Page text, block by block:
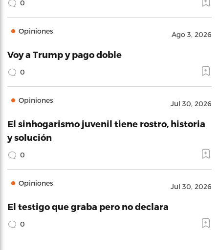
0
Opiniones Ago 3, 2026
Voy a Trump y pago doble
0
Opiniones Jul 30, 2026
El sinhogarismo juvenil tiene rostro, historia
y solución
0
Opiniones Jul 30, 2026
El testigo que graba pero no declara
0